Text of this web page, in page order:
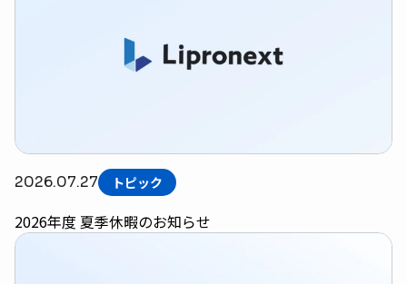
2026.07.27 トピック
2026年度 夏季休暇のお知らせ